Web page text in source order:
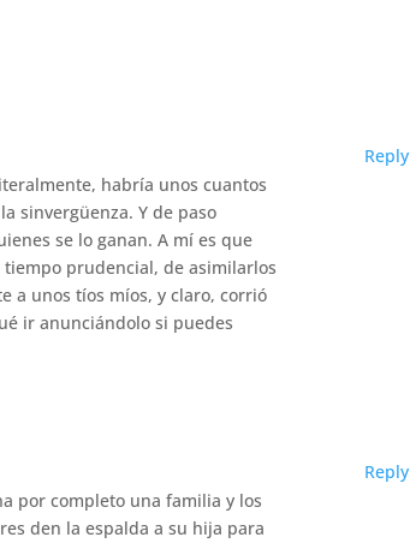
habría unos cuantos
sinvergüenza. Y de paso
se lo ganan. A mí es que
prudencial, de asimilarlos
a unos tíos míos, y claro, corrió
ir anunciándolo si puedes
Reply
por completo una familia y los
den la espalda a su hija para
Reply